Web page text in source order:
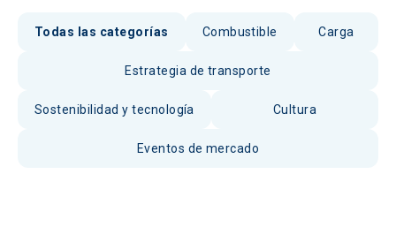
Todas las categorías Combustible Carga
Estrategia de transporte
Sostenibilidad y tecnología Cultura
Eventos de mercado